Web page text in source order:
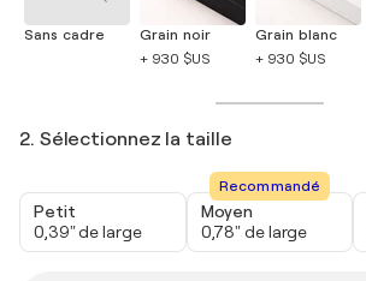
Sans cadre
Grain noir
+ 930 $US
Grain blanc
+ 930 $US
2. Sélectionnez la taille
Petit
0,39" de large
Recommandé
Moyen
0,78" de large